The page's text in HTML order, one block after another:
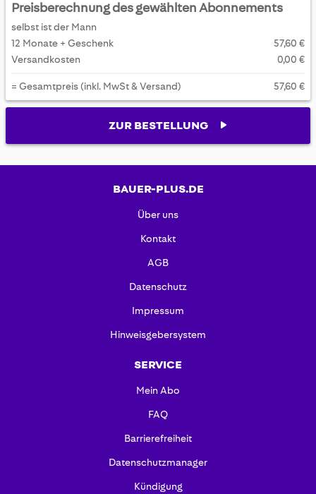
Preisberechnung des gewählten Abonnements
selbst ist der Mann
12 Monate + Geschenk
57,60 €
Versandkosten
0,00 €
= Gesamtpreis (inkl. MwSt & Versand) 57,60 €
ZUR BESTELLUNG
BAUER-PLUS.DE
Über uns
Kontakt
AGB
Datenschutz
Impressum
Hinweisgebersystem
SERVICE
Mein Abo
FAQ
Barrierefreiheit
Datenschutzmanager
Kündigung